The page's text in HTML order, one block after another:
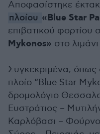
Αποφασίστηκε
πλοίου «Blue Star
επιβατικού φορτίου
Mykonos» στο
Συγκεκριμένα, όπως
πλοίο “Blue Star
δρομολόγιο
Ευστράτιος –
Καρλόβασι –